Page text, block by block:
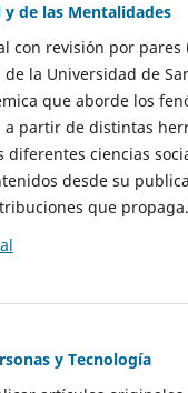
de las Mentalidades
con revisión por
la Universidad de
que aborde los
partir de distintas
ciencias
desde su
que propaga.
y Tecnología